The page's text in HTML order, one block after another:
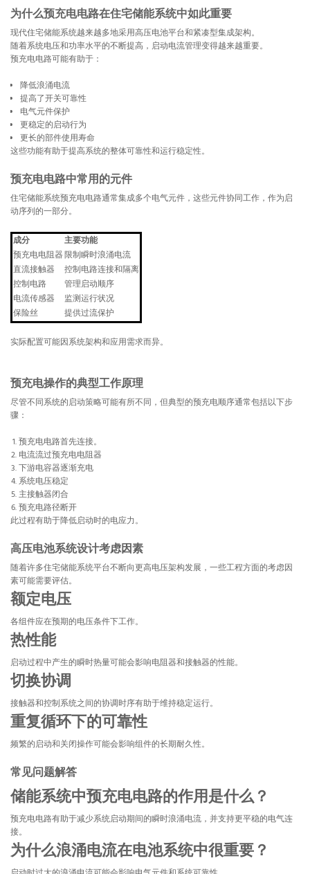
为什么预充电电路在住宅储能系统中如此重要
现代住宅储能系统越来越多地采用高压电池平台和紧凑型集成架构。
随着系统电压和功率水平的不断提高，启动电流管理变得越来越重要。
预充电电路可能有助于：
降低浪涌电流
提高了开关可靠性
电气元件保护
更稳定的启动行为
更长的部件使用寿命
这些功能有助于提高系统的整体可靠性和运行稳定性。
预充电电路中常用的元件
住宅储能系统预充电电路通常集成多个电气元件，这些元件协同工作，作为启
动序列的一部分。
成分
主要功能
预充电电阻器限制瞬时浪涌电流
直流接触器
控制电路连接和隔离
控制电路
管理启动顺序
电流传感器
监测运行状况
保险丝
提供过流保护
实际配置可能因系统架构和应用需求而异。
预充电操作的典型工作原理
尽管不同系统的启动策略可能有所不同，但典型的预充电顺序通常包括以下步
骤：
预充电电路首先连接。
电流流过预充电电阻器
下游电容器逐渐充电
系统电压稳定
主接触器闭合
预充电路径断开
此过程有助于降低启动时的电应力。
高压电池系统设计考虑因素
随着许多住宅储能系统平台不断向更高电压架构发展，一些工程方面的考虑因
素可能需要评估。
额定电压
各组件应在预期的电压条件下工作。
热性能
启动过程中产生的瞬时热量可能会影响电阻器和接触器的性能。
切换协调
接触器和控制系统之间的协调时序有助于维持稳定运行。
重复循环下的可靠性
频繁的启动和关闭操作可能会影响组件的长期耐久性。
常见问题解答
储能系统中预充电电路的作用是什么？
预充电电路有助于减少系统启动期间的瞬时浪涌电流，并支持更平稳的电气连
接。
为什么浪涌电流在电池系统中很重要？